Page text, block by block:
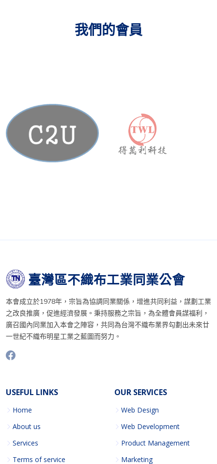
我們的會員
臺灣區不織布工業同業公會
本會成立於1978年，宗旨為協調同業關係，增進共同利益，謀劃工業
之改良推廣，促進經濟發展。秉持服務之宗旨，為全體會員謀福利，
廣召國內同業加入本會之陣容，共同為台灣不織布業界勾劃出未來廿
一世紀不織布明星工業之藍圖而努力。
USEFUL LINKS
Home
About us
Services
Terms of service
OUR SERVICES
Web Design
Web Development
Product Management
Marketing